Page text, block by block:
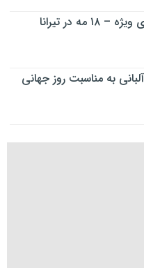
مه در تیرانا
به مناسبت روز جهانی